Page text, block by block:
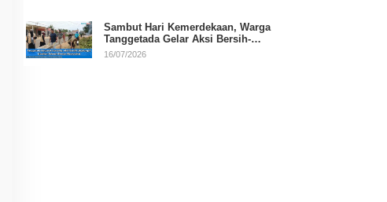
Sambut Hari Kemerdekaan, Warga
Tanggetada Gelar Aksi Bersih-
Bersih Desa
16/07/2026